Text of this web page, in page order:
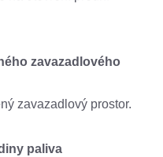
zavazadlového
zavazadlový prostor.
paliva